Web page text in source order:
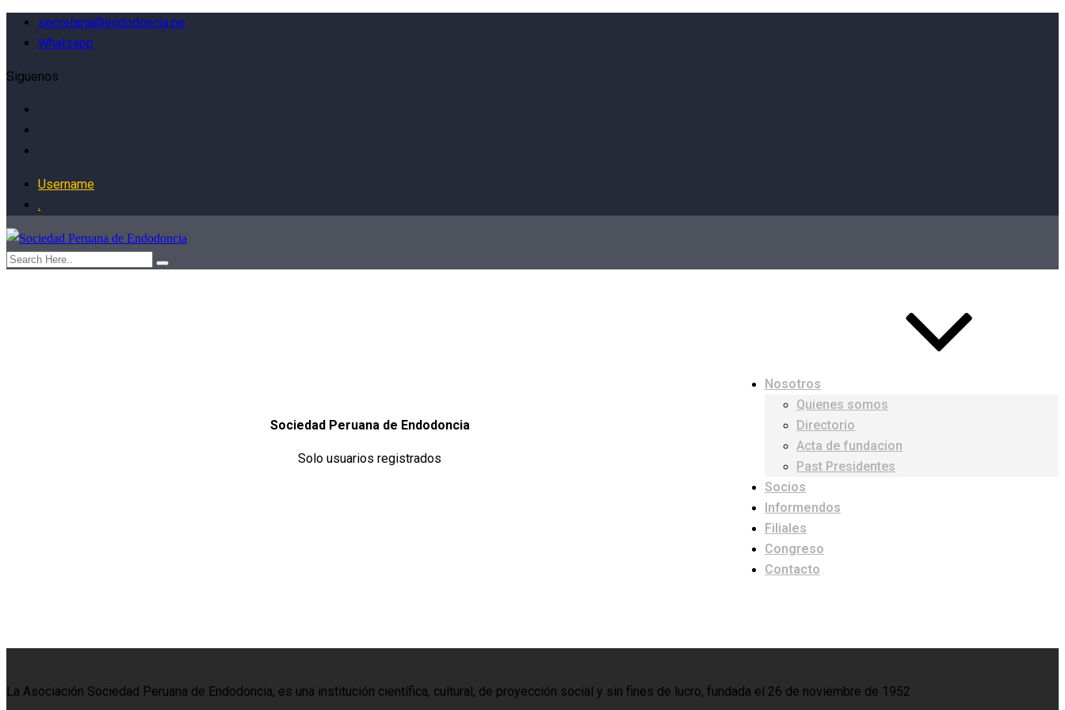
secretaria@endodoncia.pe
Whatsapp
Siguenos
Username
.
Nosotros
Quienes somos
Directorio
Acta de fundacion
Past Presidentes
Socios
Informendos
Filiales
Congreso
Contacto
Sociedad Peruana de Endodoncia
Solo usuarios registrados
La Asociación Sociedad Peruana de Endodoncia, es una institución científica, cultural, de proyección social y sin fines de lucro, fundada el 26 de noviembre de 1952